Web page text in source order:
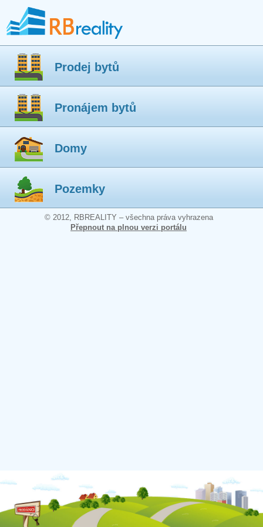
Prodej bytů
Pronájem bytů
Domy
Pozemky
© 2012, RBREALITY – všechna práva vyhrazena
Přepnout na plnou verzi portálu